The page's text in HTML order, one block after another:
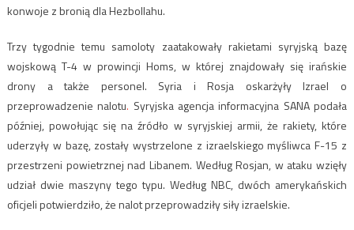
konwoje z bronią dla Hezbollahu.
Trzy tygodnie temu samoloty zaatakowały rakietami syryjską bazę
wojskową T-4 w prowincji Homs, w której znajdowały się irańskie
drony a także personel. Syria i Rosja oskarżyły Izrael o
przeprowadzenie nalotu. Syryjska agencja informacyjna SANA podała
później, powołując się na źródło w syryjskiej armii, że rakiety, które
uderzyły w bazę, zostały wystrzelone z izraelskiego myśliwca F-15 z
przestrzeni powietrznej nad Libanem. Według Rosjan, w ataku wzięły
udział dwie maszyny tego typu. Według NBC, dwóch amerykańskich
oficjeli potwierdziło, że nalot przeprowadziły siły izraelskie.